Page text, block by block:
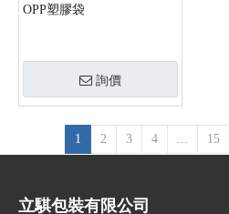
OPP塑膠袋
詢價
1 2 3 4 15
立騏包裝有限公司